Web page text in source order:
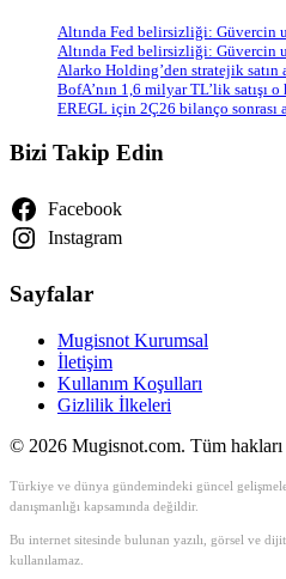
Altında Fed belirsizliği: Güvercin
Altında Fed belirsizliği: Güvercin
Alarko Holding’den stratejik satın
BofA’nın 1,6 milyar TL’lik satışı o
EREGL için 2Ç26 bilanço sonrası
Bizi Takip Edin
Facebook
Instagram
Sayfalar
Mugisnot Kurumsal
İletişim
Kullanım Koşulları
Gizlilik İlkeleri
© 2026 Mugisnot.com. Tüm hakları
Türkiye ve dünya gündemindeki güncel
danışmanlığı kapsamında değildir.
Bu internet sitesinde bulunan yazılı, görsel ve
kullanılamaz.